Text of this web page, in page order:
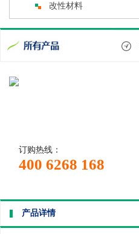
改性材料
订购热线：
400 6268 168
产品详情